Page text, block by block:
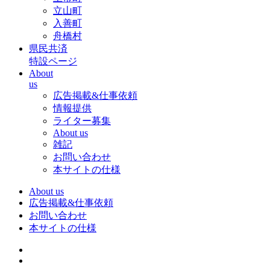
立山町
入善町
舟橋村
県民共済
特設ページ
About
us
広告掲載&仕事依頼
情報提供
ライター募集
About us
雑記
お問い合わせ
本サイトの仕様
About us
広告掲載&仕事依頼
お問い合わせ
本サイトの仕様